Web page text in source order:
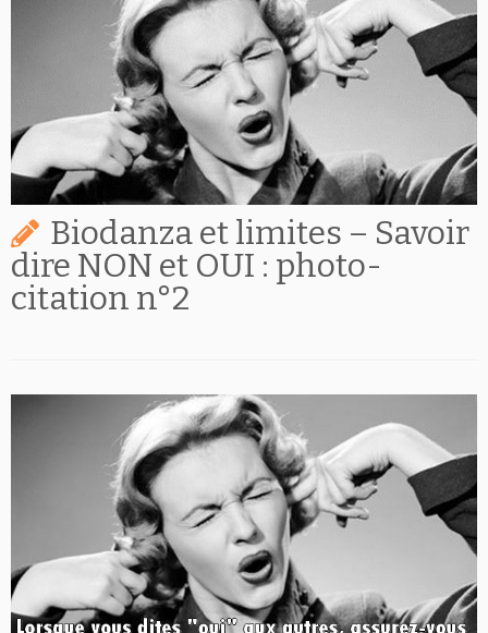
Biodanza et limites – Savoir
dire NON et OUI : photo-
citation n°2